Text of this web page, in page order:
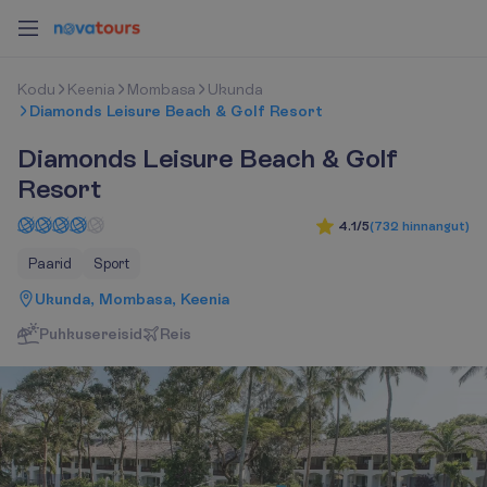
Kodu Keenia Mombasa
Ukunda
Diamonds Leisure Beach & Golf Resort
Diamonds Leisure Beach & Golf
Resort
4.1/5(732 hinnangut)
Paarid Sport
Ukunda, Mombasa, Keenia
Puhkusereisid
Reis